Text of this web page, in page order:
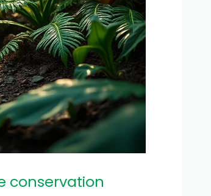
conservation